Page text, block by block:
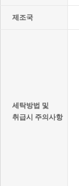
제조국
세탁방법 및
취급시 주의사항